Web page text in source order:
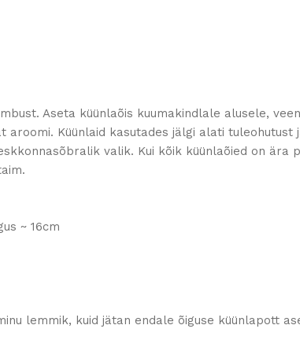
Aseta küünlaõis kuumakindlale alusele,
aroomi. Küünlaid kasutades jälgi alati
valik. Kui kõik küünlaõied on
~ 16cm
lemmik, kuid jätan endale õiguse küünlapott